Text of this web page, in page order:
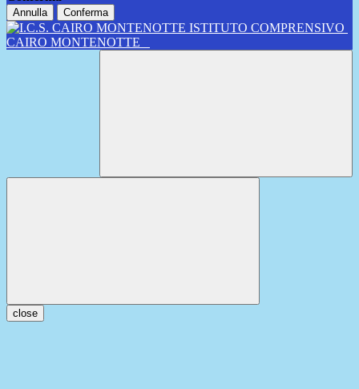
Annulla Conferma
ISTITUTO COMPRENSIVO
CAIRO MONTENOTTE
close